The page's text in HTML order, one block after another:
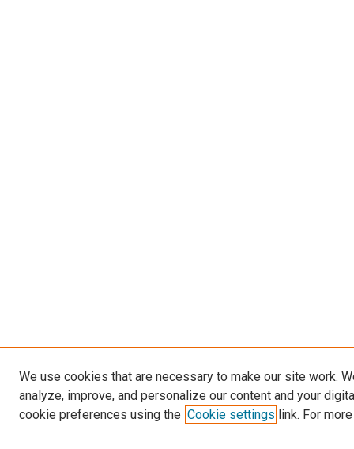
We use cookies that are necessary to make our site work.
analyze, improve, and personalize our content and your
cookie preferences using the Cookie settings link. For